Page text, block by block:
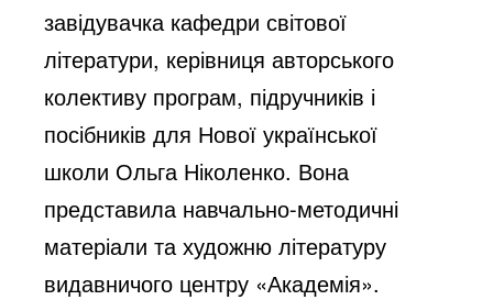
завідувачка кафедри світової
літератури, керівниця авторського
колективу програм, підручників і
посібників для Нової української
школи Ольга Ніколенко. Вона
представила навчально-методичні
матеріали та художню літературу
видавничого центру «Академія».